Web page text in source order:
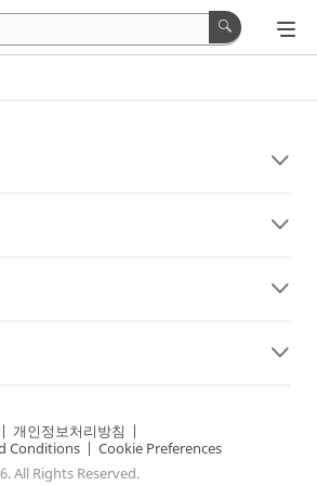
| 개인정보처리방침 |
Conditions | Cookie Preferences
All Rights Reserved.